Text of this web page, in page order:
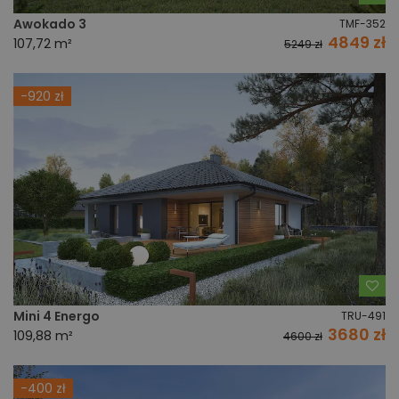
Awokado 3 TMF-352
107,72 m² 5249 zł 4849 zł
-920 zł
Mini 4 Energo TRU-491
109,88 m² 4600 zł 3680 zł
-400 zł